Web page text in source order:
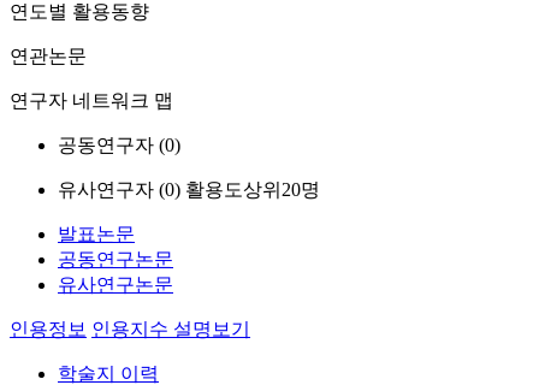
연도별 활용동향
연관논문
연구자 네트워크 맵
공동연구자 (0)
유사연구자 (0) 활용도상위20명
발표논문
공동연구논문
유사연구논문
인용정보 인용지수 설명보기
학술지 이력